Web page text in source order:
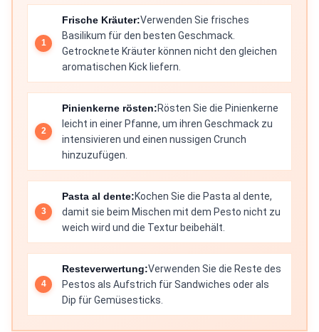
Frische Kräuter:Verwenden Sie frisches
Basilikum für den besten Geschmack.
Getrocknete Kräuter können nicht den gleichen
aromatischen Kick liefern.
Pinienkerne rösten:Rösten Sie die Pinienkerne
leicht in einer Pfanne, um ihren Geschmack zu
intensivieren und einen nussigen Crunch
hinzuzufügen.
Pasta al dente:Kochen Sie die Pasta al dente,
damit sie beim Mischen mit dem Pesto nicht zu
weich wird und die Textur beibehält.
Resteverwertung:Verwenden Sie die Reste des
Pestos als Aufstrich für Sandwiches oder als
Dip für Gemüsesticks.